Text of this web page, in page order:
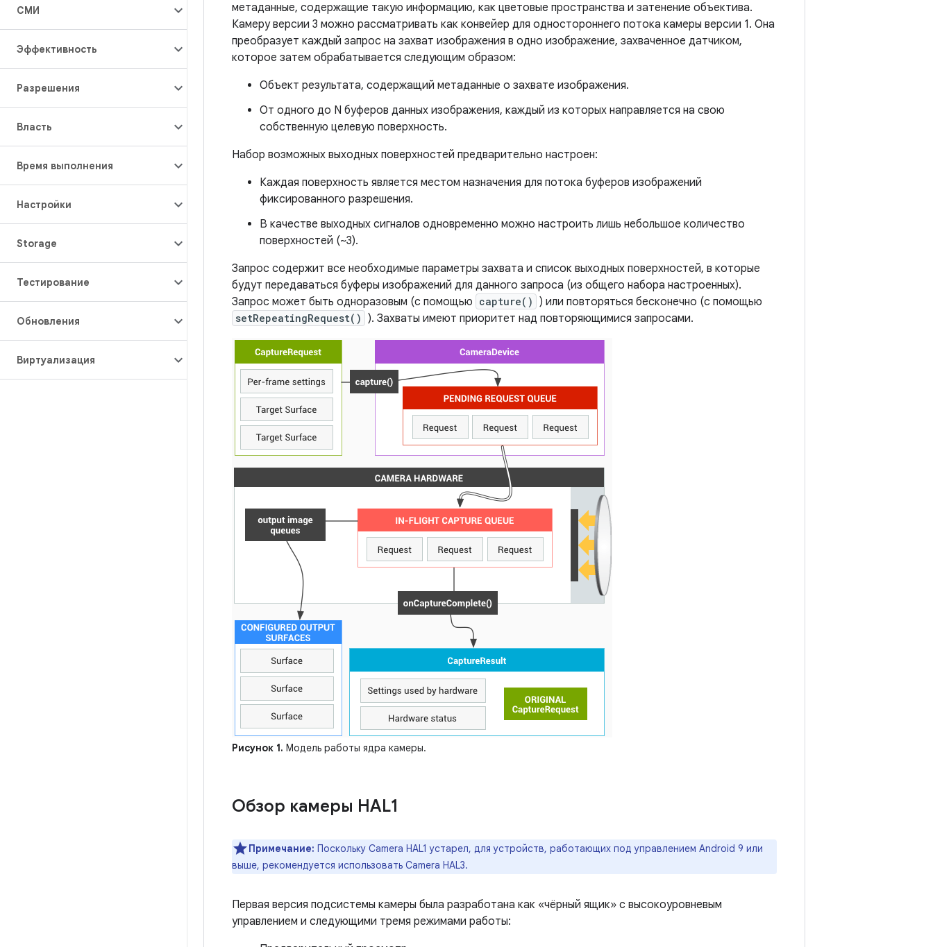
СМИ
Эффективность
Разрешения
Власть
Время выполнения
Настройки
Storage
Тестирование
Обновления
Виртуализация
метаданные, содержащие такую ​​информацию, как цветовые пространства и затенение объектива.
Камеру версии 3 можно рассматривать как конвейер для одностороннего потока камеры версии 1. Она
преобразует каждый запрос на захват изображения в одно изображение, захваченное датчиком,
которое затем обрабатывается следующим образом:
Объект результата, содержащий метаданные о захвате изображения.
От одного до N буферов данных изображения, каждый из которых направляется на свою
собственную целевую поверхность.
Набор возможных выходных поверхностей предварительно настроен:
Каждая поверхность является местом назначения для потока буферов изображений
фиксированного разрешения.
В качестве выходных сигналов одновременно можно настроить лишь небольшое количество
поверхностей (~3).
Запрос содержит все необходимые параметры захвата и список выходных поверхностей, в которые
будут передаваться буферы изображений для данного запроса (из общего набора настроенных).
Запрос может быть одноразовым (с помощью capture() ) или повторяться бесконечно (с помощью
setRepeatingRequest() ). Захваты имеют приоритет над повторяющимися запросами.
Рисунок 1. Модель работы ядра камеры.
Обзор камеры HAL1
Примечание: Поскольку Camera HAL1 устарел, для устройств, работающих под управлением Android 9 или
выше, рекомендуется использовать Camera HAL3.
Первая версия подсистемы камеры была разработана как «чёрный ящик» с высокоуровневым
управлением и следующими тремя режимами работы: